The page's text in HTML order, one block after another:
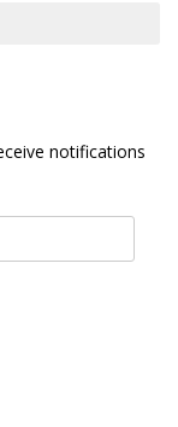
notifications